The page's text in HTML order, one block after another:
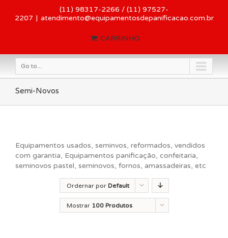
(11) 98317-2266 / (11) 97527-
2207 | atendimento@equipamentosdepanificacao.com.br
CARRINHO
Go to...
Semi-Novos
Equipamentos usados, seminvos, reformados, vendidos
com garantia, Equipamentos panificação, confeitaria,
seminovos pastel, seminovos, fornos, amassadeiras, etc
Ordernar por Default
Order
Mostrar 100 Produtos